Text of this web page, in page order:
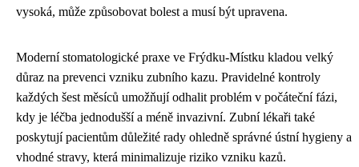
vysoká, může způsobovat bolest a musí být upravena.
Moderní stomatologické praxe ve Frýdku-Místku kladou velký
důraz na prevenci vzniku zubního kazu. Pravidelné kontroly
každých šest měsíců umožňují odhalit problém v počáteční fázi,
kdy je léčba jednodušší a méně invazivní. Zubní lékaři také
poskytují pacientům důležité rady ohledně správné ústní hygieny a
vhodné stravy, která minimalizuje riziko vzniku kazů.